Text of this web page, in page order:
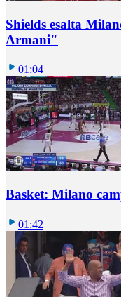
Shields esalta
Armani"
01:04
Basket: Milano
01:42